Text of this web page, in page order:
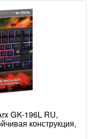
GK-196L RU,
конструкция,